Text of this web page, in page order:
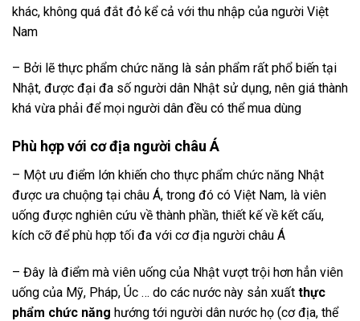
khác, không quá đắt đỏ kể cả với thu nhập của người Việt
Nam
– Bởi lẽ thực phẩm chức năng là sản phẩm rất phổ biến tại
Nhật, được đại đa số người dân Nhật sử dụng, nên giá thành
khá vừa phải để mọi người dân đều có thể mua dùng
Phù hợp với cơ địa người châu Á
– Một ưu điểm lớn khiến cho thực phẩm chức năng Nhật
được ưa chuộng tại châu Á, trong đó có Việt Nam, là viên
uống được nghiên cứu về thành phần, thiết kế về kết cấu,
kích cỡ để phù hợp tối đa với cơ địa người châu Á
– Đây là điểm mà viên uống của Nhật vượt trội hơn hẳn viên
uống của Mỹ, Pháp, Úc … do các nước này sản xuất thực
phẩm chức năng hướng tới người dân nước họ (cơ địa, thể